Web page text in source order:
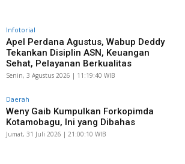
Infotorial
Apel Perdana Agustus, Wabup Deddy
Tekankan Disiplin ASN, Keuangan
Sehat, Pelayanan Berkualitas
Senin, 3 Agustus 2026 | 11:19:40 WIB
Daerah
Weny Gaib Kumpulkan Forkopimda
Kotamobagu, Ini yang Dibahas
Jumat, 31 Juli 2026 | 21:00:10 WIB